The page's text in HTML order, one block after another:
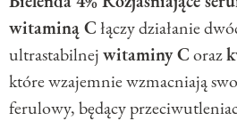
witaminą Cłączy działanie
ultrastabilnejwitaminy Coraz
które wzajemnie wzmacniają
ferulowy, będący